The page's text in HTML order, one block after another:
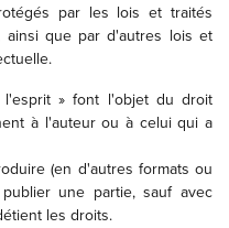
par les lois et traités
ainsi que par d'autres lois et
» font l'objet du droit
à l'auteur ou à celui qui a
(en d'autres formats ou
une partie, sauf avec
les droits.